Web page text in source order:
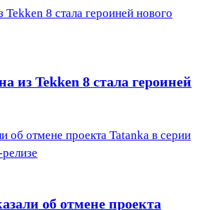
Tekken 8 стала героиней нового
из Tekken 8 стала героиней
об отмене проекта Tatanka в серии
об отмене проекта